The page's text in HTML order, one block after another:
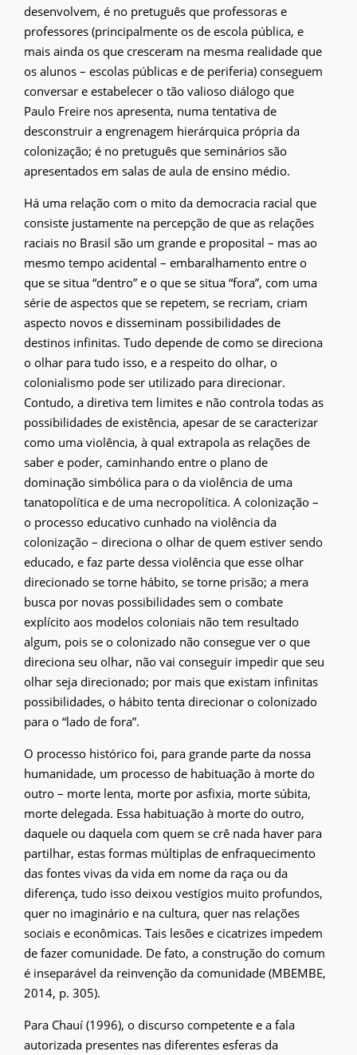
desenvolvem, é no pretuguês que professoras e
professores (principalmente os de escola pública, e
mais ainda os que cresceram na mesma realidade que
os alunos – escolas públicas e de periferia) conseguem
conversar e estabelecer o tão valioso diálogo que
Paulo Freire nos apresenta, numa tentativa de
desconstruir a engrenagem hierárquica própria da
colonização; é no pretuguês que seminários são
apresentados em salas de aula de ensino médio.
Há uma relação com o mito da democracia racial que
consiste justamente na percepção de que as relações
raciais no Brasil são um grande e proposital – mas ao
mesmo tempo acidental – embaralhamento entre o
que se situa “dentro” e o que se situa “fora”, com uma
série de aspectos que se repetem, se recriam, criam
aspecto novos e disseminam possibilidades de
destinos infinitas. Tudo depende de como se direciona
o olhar para tudo isso, e a respeito do olhar, o
colonialismo pode ser utilizado para direcionar.
Contudo, a diretiva tem limites e não controla todas as
possibilidades de existência, apesar de se caracterizar
como uma violência, à qual extrapola as relações de
saber e poder, caminhando entre o plano de
dominação simbólica para o da violência de uma
tanatopolítica e de uma necropolítica. A colonização –
o processo educativo cunhado na violência da
colonização – direciona o olhar de quem estiver sendo
educado, e faz parte dessa violência que esse olhar
direcionado se torne hábito, se torne prisão; a mera
busca por novas possibilidades sem o combate
explícito aos modelos coloniais não tem resultado
algum, pois se o colonizado não consegue ver o que
direciona seu olhar, não vai conseguir impedir que seu
olhar seja direcionado; por mais que existam infinitas
possibilidades, o hábito tenta direcionar o colonizado
para o “lado de fora”.
O processo histórico foi, para grande parte da nossa
humanidade, um processo de habituação à morte do
outro – morte lenta, morte por asfixia, morte súbita,
morte delegada. Essa habituação à morte do outro,
daquele ou daquela com quem se crê nada haver para
partilhar, estas formas múltiplas de enfraquecimento
das fontes vivas da vida em nome da raça ou da
diferença, tudo isso deixou vestígios muito profundos,
quer no imaginário e na cultura, quer nas relações
sociais e econômicas. Tais lesões e cicatrizes impedem
de fazer comunidade. De fato, a construção do comum
é inseparável da reinvenção da comunidade (MBEMBE,
2014, p. 305).
Para Chauí (1996), o discurso competente e a fala
autorizada presentes nas diferentes esferas da